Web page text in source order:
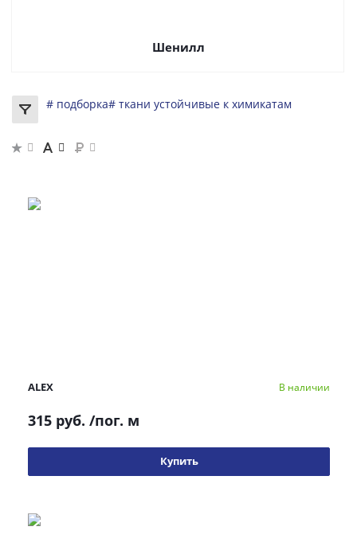
Шенилл
# подборка# ткани устойчивые к химикатам
ALEX В наличии
315 руб. /пог. м
Купить